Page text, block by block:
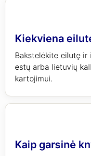
Kiekviena
Bakstelėkite eilutę
estų arba lietuvių
kartojimui.
Kaip garsinė